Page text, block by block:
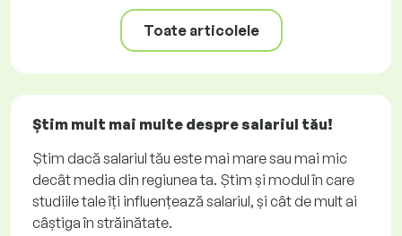
Toate articolele
Știm mult mai multe despre salariul tău!
Știm dacă salariul tău este mai mare sau mai mic
decât media din regiunea ta. Știm și modul în care
studiile tale îți influențează salariul, și cât de mult ai
câștiga în străinătate.